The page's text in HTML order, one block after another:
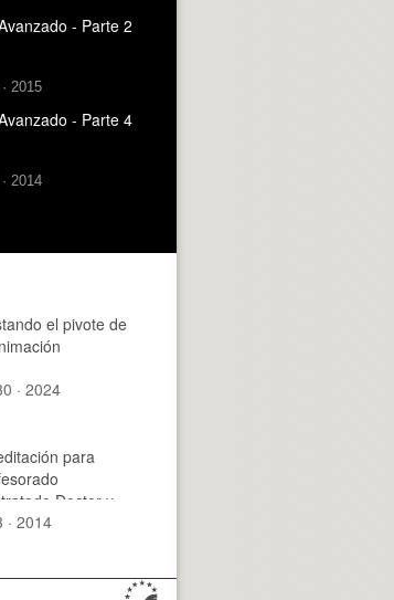
- Parte 2
2015
- Parte 4
2014
el pivote de
· 2024
para
Doctor y
de
· 2014